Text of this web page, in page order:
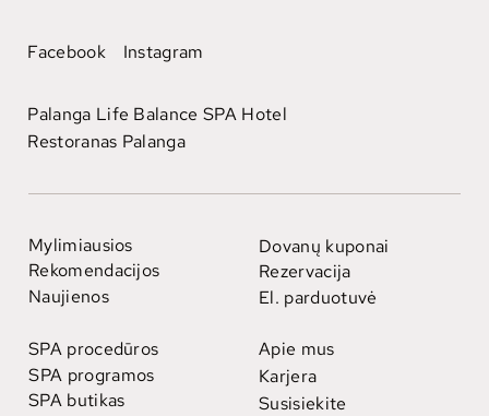
Mylimiausios
Rekomendacijos
Naujienos
SPA procedūros
SPA programos
SPA butikas
Dovanų kuponai
Rezervacija
El. parduotuvė
Apie mus
Karjera
Susisiekite
Facebook Instagram
Palanga Life Balance SPA Hotel
Restoranas Palanga